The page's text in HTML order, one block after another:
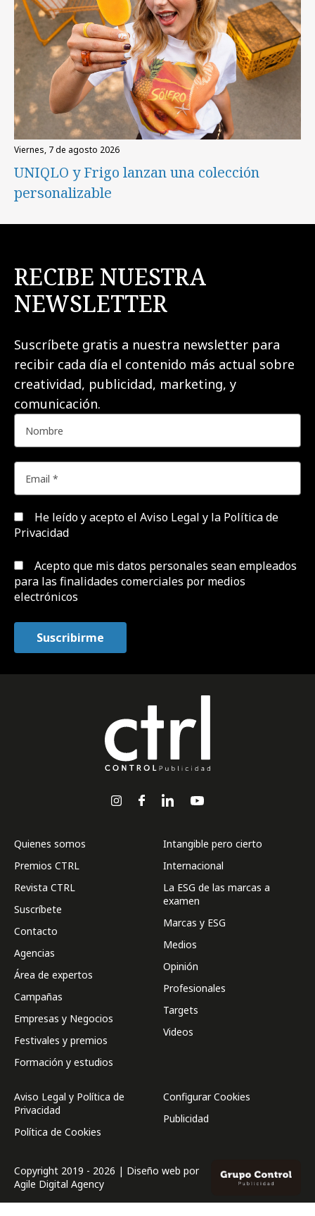
viernes, 7 de agosto 2026
UNIQLO y Frigo lanzan una colección
personalizable
RECIBE NUESTRA
NEWSLETTER
Suscríbete gratis a nuestra newsletter para
recibir cada día el contenido más actual sobre
creatividad, publicidad, marketing, y
comunicación.
He leído y acepto el Aviso Legal y la Política de
Privacidad
Acepto que mis datos personales sean empleados
para las finalidades comerciales por medios
electrónicos
Quienes somos
Premios CTRL
Revista CTRL
Suscríbete
Contacto
Agencias
Área de expertos
Campañas
Empresas y Negocios
Festivales y premios
Formación y estudios
Intangible pero cierto
Internacional
La ESG de las marcas a
examen
Marcas y ESG
Medios
Opinión
Profesionales
Targets
Videos
Aviso Legal y Política de
Privacidad
Política de Cookies
Configurar Cookies
Publicidad
Copyright 2019 - 2026 | Diseño web por
Agile Digital Agency